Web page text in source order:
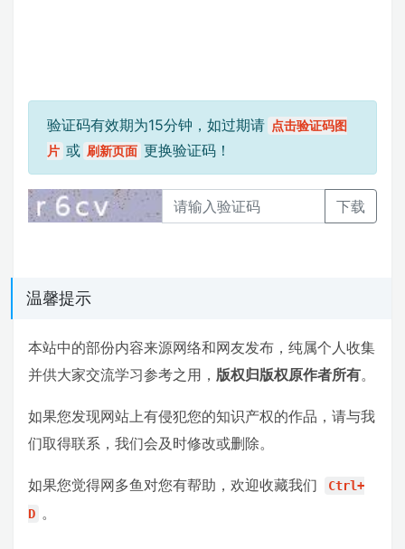
验证码有效期为15分钟，如过期请 点击验证码图
片 或 刷新页面 更换验证码！
下载
温馨提示
本站中的部份内容来源网络和网友发布，纯属个人收集
并供大家交流学习参考之用， 版权归版权原作者所有。
如果您发现网站上有侵犯您的知识产权的作品，请与我
们取得联系，我们会及时修改或删除。
如果您觉得网多鱼对您有帮助，欢迎收藏我们
Ctrl+
D 。